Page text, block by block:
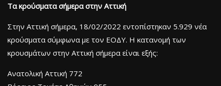
Τα κρούσματα σήμερα στην Αττική
Στην Αττική σήμερα, 18/02/2022 εντοπίστηκαν 5.929 νέα
κρούσματα σύμφωνα με τον ΕΟΔΥ. Η κατανομή των
κρουσμάτων στην Αττική σήμερα είναι εξής:
Ανατολική Αττική 772